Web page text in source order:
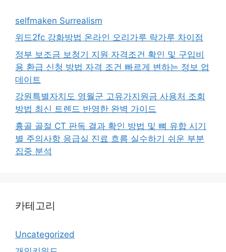
selfmaken Surrealism
위드2fc 강화방법 온라인 오리가루 락가루 차이점
정부 보조금 보청기 지원 자격조건 확인 및 구입비
용 환급 신청 방법 자격 조건 빠르게 변하는 정보 업
데이트
강원특별자치도 영월군 고유가지원금 사용처 조회
방법 최신 트렌드 반영한 완벽 가이드
흉골 골절 CT 판독 결과 확인 방법 및 뼈 유합 시기
별 주의사항 응급실 진료 흐름 실수하기 쉬운 부분
집중 분석
카테고리
Uncategorized